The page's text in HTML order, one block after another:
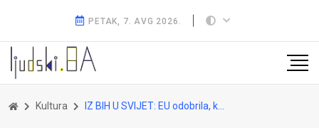
PETAK, 7. AVG 2026.
Kultura IZ BIH U SVIJET: EU odobrila, kajmak dobio zeleno svjetlo